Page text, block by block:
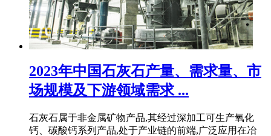
2023年中国石灰石产量、需求量、市
场规模及下游领域需求 ...
石灰石属于非金属矿物产品,其经过深加工可生产氧化
钙、碳酸钙系列产品,处于产业链的前端,广泛应用在冶